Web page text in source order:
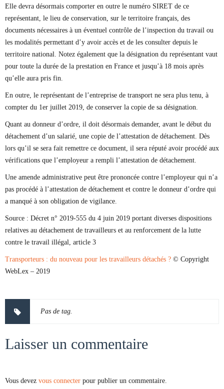
Elle devra désormais comporter en outre le numéro SIRET de ce
représentant, le lieu de conservation, sur le territoire français, des
documents nécessaires à un éventuel contrôle de l’inspection du travail ou
les modalités permettant d’y avoir accès et de les consulter depuis le
territoire national. Notez également que la désignation du représentant vaut
pour toute la durée de la prestation en France et jusqu’à 18 mois après
qu’elle aura pris fin.
En outre, le représentant de l’entreprise de transport ne sera plus tenu, à
compter du 1er juillet 2019, de conserver la copie de sa désignation.
Quant au donneur d’ordre, il doit désormais demander, avant le début du
détachement d’un salarié, une copie de l’attestation de détachement. Dès
lors qu’il se sera fait remettre ce document, il sera réputé avoir procédé aux
vérifications que l’employeur a rempli l’attestation de détachement.
Une amende administrative peut être prononcée contre l’employeur qui n’a
pas procédé à l’attestation de détachement et contre le donneur d’ordre qui
a manqué à son obligation de vigilance.
Source : Décret n° 2019-555 du 4 juin 2019 portant diverses dispositions
relatives au détachement de travailleurs et au renforcement de la lutte
contre le travail illégal, article 3
Transporteurs : du nouveau pour les travailleurs détachés ? © Copyright
WebLex – 2019
Pas de tag.
Laisser un commentaire
Vous devez vous connecter pour publier un commentaire.